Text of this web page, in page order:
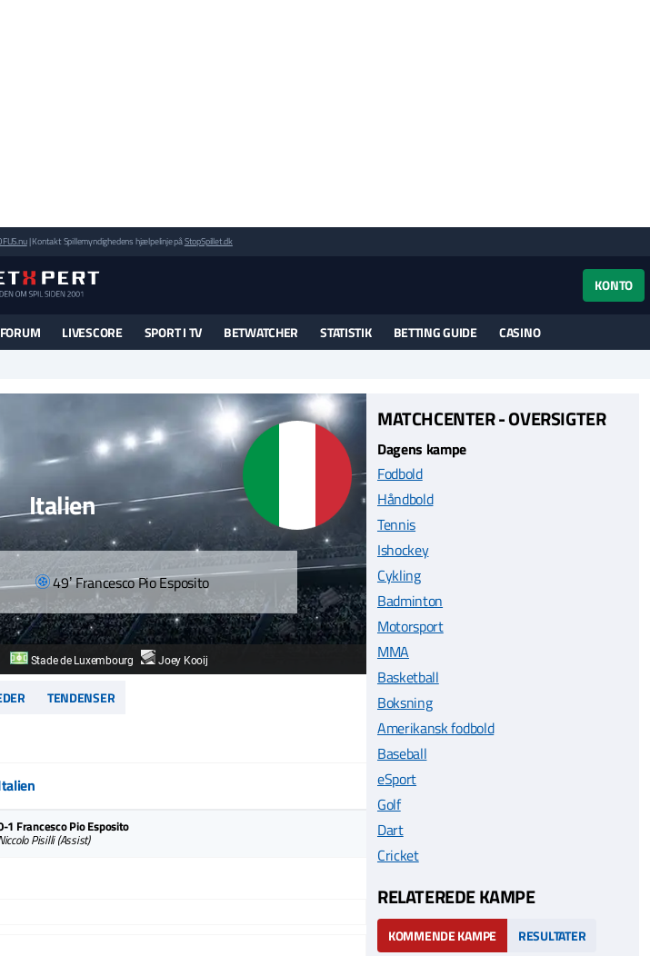
| Kontakt Spillemyndighedens hjælpelinje påStopSpillet.dk
KONTO
FORUM LIVESCORE SPORT I TV BETWATCHER STATISTIK BETTING GUIDE CASINO
Italien
49ʼ Francesco Pio Esposito
Stade de Luxembourg Joey Kooij
TENDENSER
1 Francesco Pio Esposito
Pisilli(Assist)
MATCHCENTER - OVERSIGTER
Dagens kampe
Fodbold
Håndbold
Tennis
Ishockey
Cykling
Badminton
Motorsport
MMA
Basketball
Boksning
Amerikansk fodbold
Baseball
eSport
Golf
Dart
Cricket
RELATEREDE KAMPE
KOMMENDE KAMPE RESULTATER